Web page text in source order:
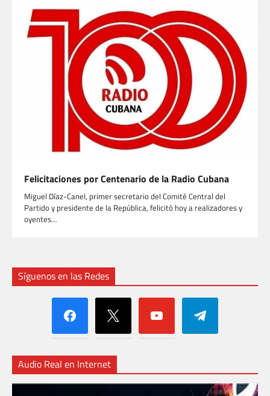
Felicitaciones por Centenario de la Radio Cubana
Miguel Díaz-Canel, primer secretario del Comité Central del
Partido y presidente de la República, felicitó hoy a realizadores y
oyentes…
Síguenos en las Redes
facebook x youtube telegram
Audio Real en Internet